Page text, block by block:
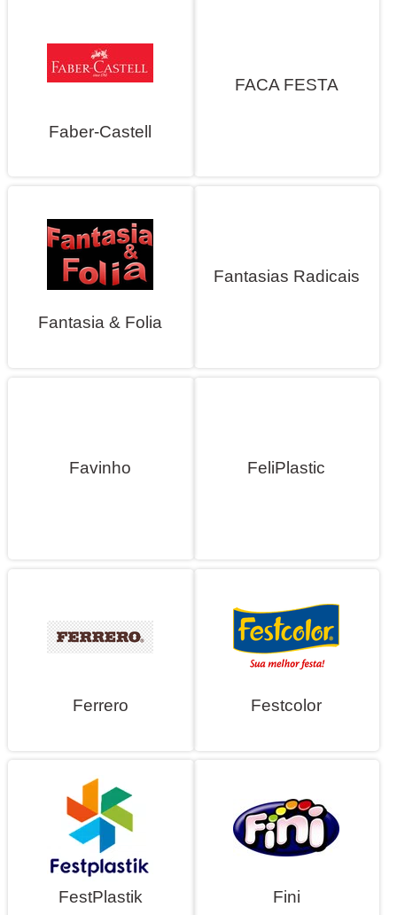
Faber-Castell
FACA FESTA
Fantasia & Folia
Fantasias Radicais
Favinho FeliPlastic
Ferrero Festcolor
FestPlastik Fini